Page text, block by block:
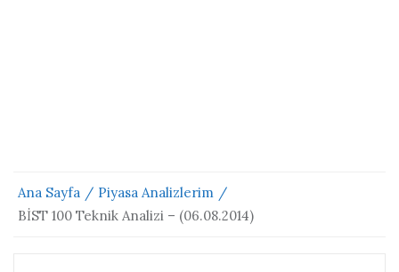
Ana Sayfa
Piyasa Analizlerim
BİST 100 Teknik Analizi – (06.08.2014)